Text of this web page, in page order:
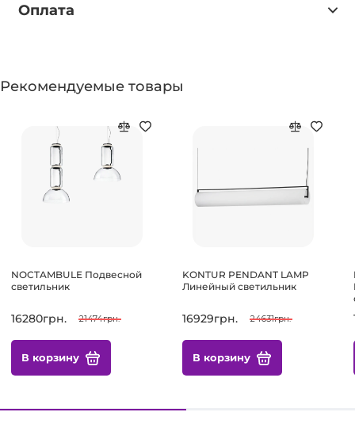
Оплата
Рекомендуемые товары
NOCTAMBULE Подвесной
светильник
16280грн. 21474грн.
В корзину
KONTUR PENDANT LAMP
Линейный светильник
16929грн. 24631грн.
В корзину